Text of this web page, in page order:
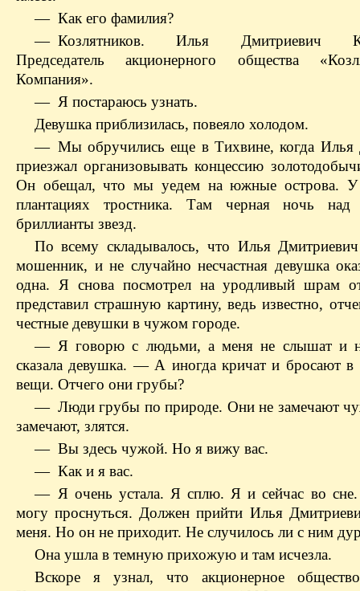
— Как его фамилия?
— Козлятников. Илья Дмитриевич
Председатель акционерного общества
Компания».
— Я постараюсь узнать.
Девушка приблизилась, повеяло холодом.
— Мы обручились еще в Тихвине, когда Илья
приезжал организовывать концессию
Он обещал, что мы уедем на южные острова. У
плантациях тростника. Там черная ночь
бриллианты звезд.
По всему складывалось, что Илья
мошенник, и не случайно несчастная девушка
одна. Я снова посмотрел на уродливый шрам
представил страшную картину, ведь известно,
честные девушки в чужом городе.
— Я говорю с людьми, а меня не слышат и
сказала девушка. — А иногда кричат и бросают в
вещи. Отчего они грубы?
— Люди грубы по природе. Они не замечают
замечают, злятся.
— Вы здесь чужой. Но я вижу вас.
— Как и я вас.
— Я очень устала. Я сплю. Я и сейчас во
могу проснуться. Должен прийти Илья
меня. Но он не приходит. Не случилось ли с ним
Она ушла в темную прихожую и там исчезла.
Вскоре я узнал, что акционерное